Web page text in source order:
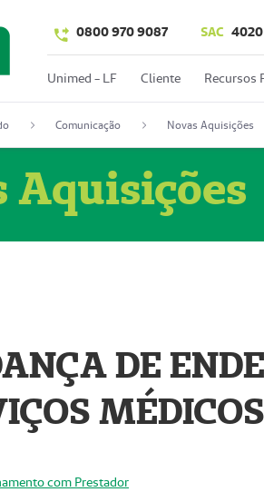
0800 970 9087 SAC
Unimed - LF Cliente Recursos
Comunicação Novas Aquisições
Aquisições
DE
com Prestador